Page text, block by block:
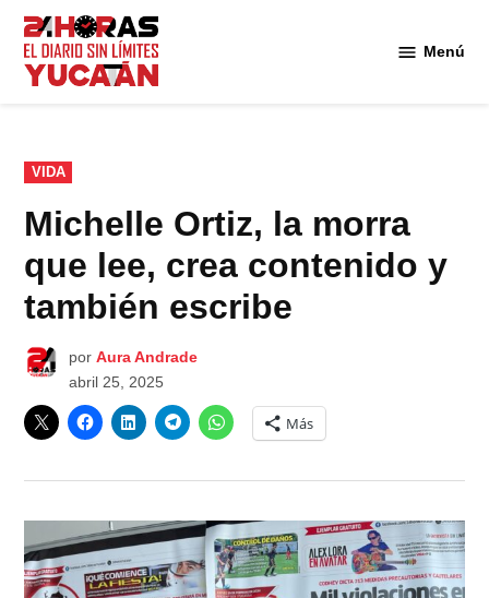
Saltar
contenido
Menú
PUBLICADO
EN
VIDA
Michelle Ortiz, la morra
que lee, crea contenido y
también escribe
por Aura Andrade
abril 25, 2025
Más